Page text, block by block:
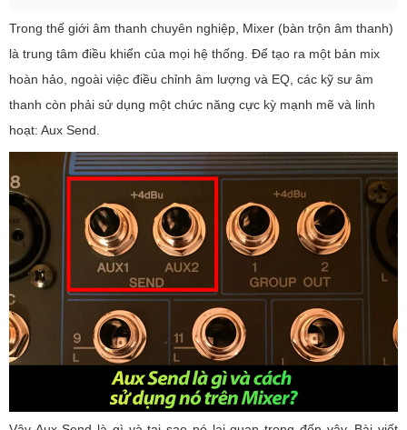
Trong thế giới âm thanh chuyên nghiệp, Mixer (bàn trộn âm thanh)
là trung tâm điều khiển của mọi hệ thống. Để tạo ra một bản mix
hoàn hảo, ngoài việc điều chỉnh âm lượng và EQ, các kỹ sư âm
thanh còn phải sử dụng một chức năng cực kỳ mạnh mẽ và linh
hoạt: Aux Send.